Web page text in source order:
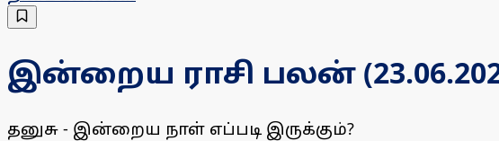
இன்றைய ராசி பலன்
தனுசு - இன்றைய நாள் எப்படி இருக்கும்?